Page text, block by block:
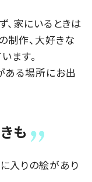
家にいるときは
制作、大好きな
ます。
ある場所にお出
も
入りの絵があり